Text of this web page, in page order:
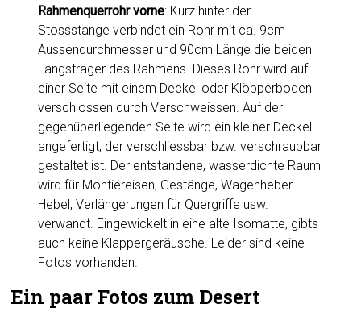
Rahmenquerrohr vorne: Kurz hinter der
Stossstange verbindet ein Rohr mit ca. 9cm
Aussendurchmesser und 90cm Länge die beiden
Längsträger des Rahmens. Dieses Rohr wird auf
einer Seite mit einem Deckel oder Klöpperboden
verschlossen durch Verschweissen. Auf der
gegenüberliegenden Seite wird ein kleiner Deckel
angefertigt, der verschliessbar bzw. verschraubbar
gestaltet ist. Der entstandene, wasserdichte Raum
wird für Montiereisen, Gestänge, Wagenheber-
Hebel, Verlängerungen für Quergriffe usw.
verwandt. Eingewickelt in eine alte Isomatte, gibts
auch keine Klappergeräusche. Leider sind keine
Fotos vorhanden.
Ein paar Fotos zum Desert